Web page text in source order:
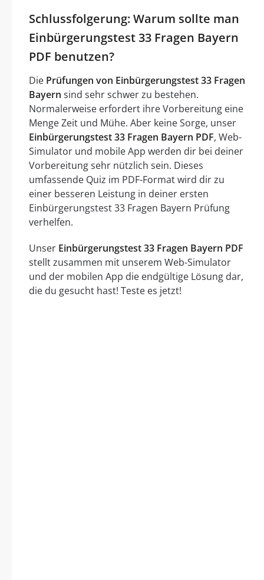
Schlussfolgerung: Warum sollte man
Einbürgerungstest 33 Fragen Bayern
PDF benutzen?
Die Prüfungen von Einbürgerungstest 33 Fragen
Bayern sind sehr schwer zu bestehen.
Normalerweise erfordert ihre Vorbereitung eine
Menge Zeit und Mühe. Aber keine Sorge, unser
Einbürgerungstest 33 Fragen Bayern PDF, Web-
Simulator und mobile App werden dir bei deiner
Vorbereitung sehr nützlich sein. Dieses
umfassende Quiz im PDF-Format wird dir zu
einer besseren Leistung in deiner ersten
Einbürgerungstest 33 Fragen Bayern Prüfung
verhelfen.
Unser Einbürgerungstest 33 Fragen Bayern PDF
stellt zusammen mit unserem Web-Simulator
und der mobilen App die endgültige Lösung dar,
die du gesucht hast! Teste es jetzt!